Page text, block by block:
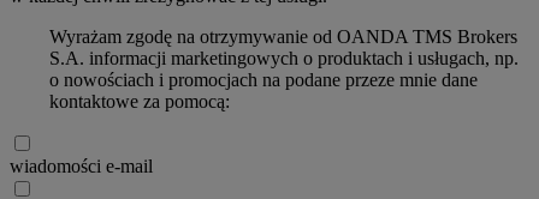
Wyrażam zgodę na otrzymywanie od OANDA TMS Brokers
S.A. informacji marketingowych o produktach i usługach, np.
o nowościach i promocjach na podane przeze mnie dane
kontaktowe za pomocą:
wiadomości e-mail